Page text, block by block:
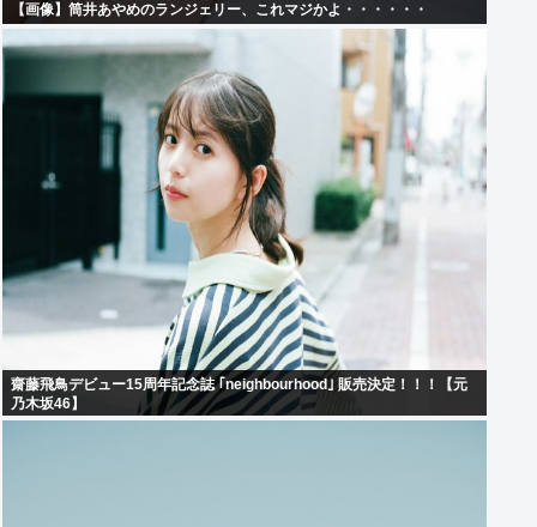
【画像】筒井あやめのランジェリー、これマジかよ・・・・・・
齋藤飛鳥デビュー15周年記念誌 ｢neighbourhood｣ 販売決定！！！【元
乃木坂46】